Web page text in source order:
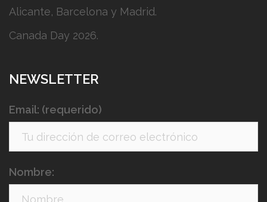
Alicante, Barcelona y Madrid.
Canada Day 2026.
NEWSLETTER
Email: (requerido)
Nombre: